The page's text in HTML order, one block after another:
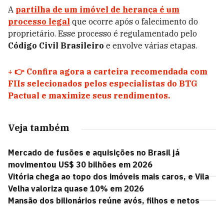
A partilha de um imóvel de herança é um
processo legal que ocorre após o falecimento do
proprietário. Esse processo é regulamentado pelo
Código Civil Brasileiro e envolve várias etapas.
+ 👉 Confira agora a carteira recomendada com
FIIs selecionados pelos especialistas do BTG
Pactual e maximize seus rendimentos.
Veja também
Mercado de fusões e aquisições no Brasil já
movimentou US$ 30 bilhões em 2026
Vitória chega ao topo dos imóveis mais caros, e Vila
Velha valoriza quase 10% em 2026
Mansão dos bilionários reúne avós, filhos e netos